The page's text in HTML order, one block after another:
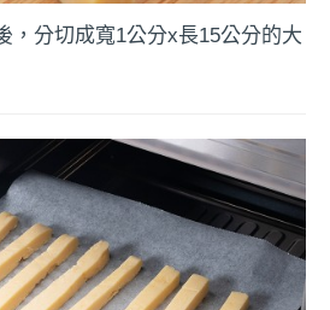
，分切成寬1公分x長15公分的大